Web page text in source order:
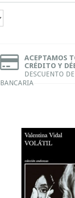
ACEPTAMOS
CRÉDITO Y
DESCUENTO
BANCARIA